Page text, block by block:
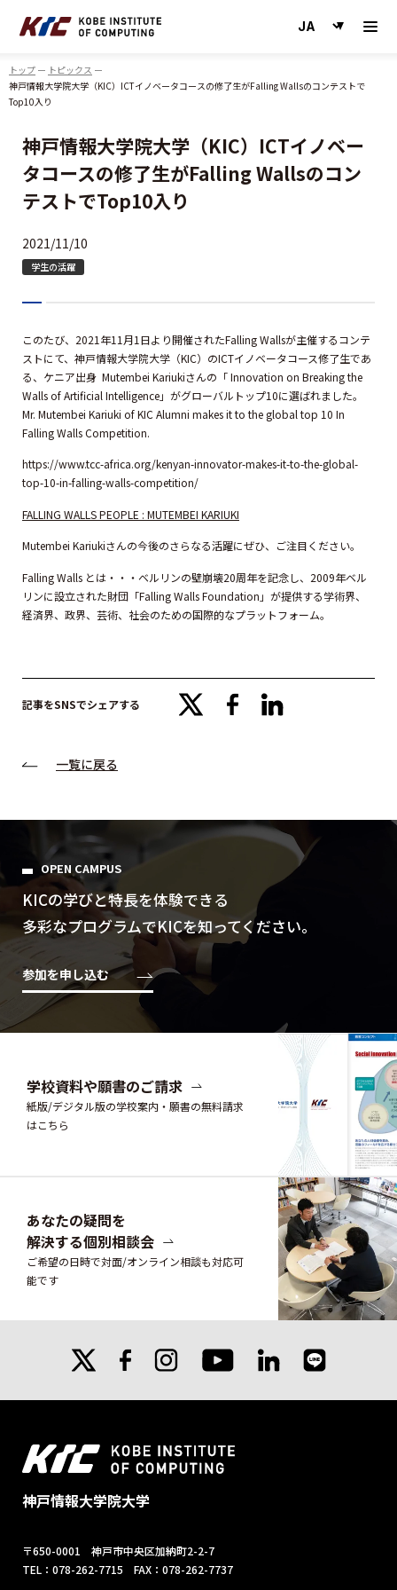
トップ
トピックス
神戸情報大学院大学（KIC）ICTイノベータコースの修了生がFalling Wallsのコンテストで
Top10入り
神戸情報大学院大学（KIC）ICTイノベー
タコースの修了生がFalling Wallsのコン
テストでTop10入り
2021/11/10
学生の活躍
このたび、2021年11月1日より開催されたFalling Wallsが主催するコンテ
ストにて、神戸情報大学院大学（KIC）のICTイノベータコース修了生であ
る、ケニア出身 Mutembei Kariukiさんの「 Innovation on Breaking the
Walls of Artificial Intelligence」がグローバルトップ10に選ばれました。
Mr. Mutembei Kariuki of KIC Alumni makes it to the global top 10 In
Falling Walls Competition.
https://www.tcc-africa.org/kenyan-innovator-makes-it-to-the-global-
top-10-in-falling-walls-competition/
FALLING WALLS PEOPLE : MUTEMBEI KARIUKI
Mutembei Kariukiさんの今後のさらなる活躍にぜひ、ご注目ください。
Falling Walls とは・・・ベルリンの壁崩壊20周年を記念し、2009年ベル
リンに設立された財団「Falling Walls Foundation」が提供する学術界、
経済界、政界、芸術、社会のための国際的なプラットフォーム。
記事をSNSでシェアする facebooklinkedin
一覧に戻る
OPEN CAMPUS
KICの学びと特⻑を体験できる
多彩なプログラムでKICを知ってください。
参加を申し込む
学校資料や願書のご請求
紙版/デジタル版の学校案内・願書の無料請求
はこちら
あなたの疑問を
解決する個別相談会
ご希望の日時で対面/オンライン相談も対応可
能です
facebookinstagram
youtube
linkedin
神戸情報大学院大学
〒650-0001 神戸市中央区加納町2-2-7
TEL：078-262-7715 FAX：078-262-7737